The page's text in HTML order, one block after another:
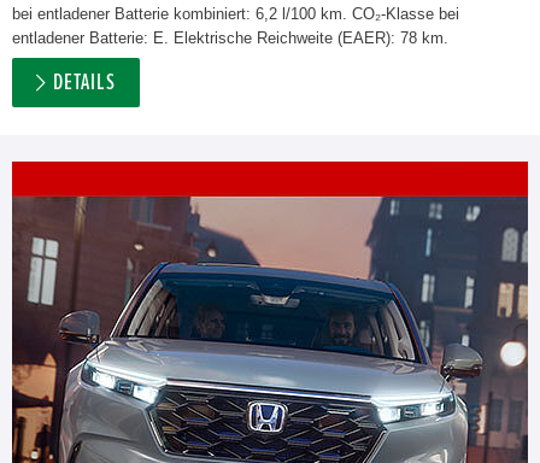
bei entladener Batterie kombiniert: 6,2 l/100 km. CO₂-Klasse bei
entladener Batterie: E. Elektrische Reichweite (EAER): 78 km.
DETAILS